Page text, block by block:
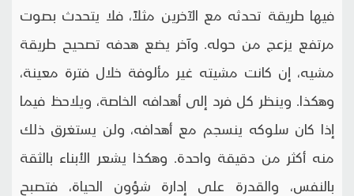
فيها طريقة تحدثه مع الآخرين مثلاً، فلا يتحدث بصوت
مرتفع يزعج من حوله. وآخر يضع هدفه تصحيح طريقة
مشيه، إن كانت مشيته غير مألوفة خلال فترة معينة،
وهكذا. وينظر كل فرد إلى أهدافه الخاصة، ويلاحظ فيما
إذا كان سلوكه ينسجم مع أهدافه، ولن يستغرق ذلك
منه أكثر من دقيقة واحدة. وهكذا يشعر الأبناء بالثقة
بالنفس، والقدرة على إدارة شؤون الحياة، فتصبح